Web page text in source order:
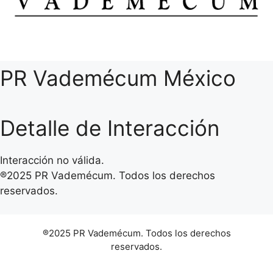
PR Vademécum México
Detalle de Interacción
Interacción no válida.
®2025 PR Vademécum. Todos los derechos
reservados.
®2025 PR Vademécum. Todos los derechos
reservados.